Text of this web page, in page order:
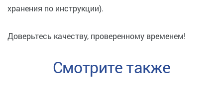
хранения по инструкции).
Доверьтесь качеству, проверенному временем!
Смотрите также